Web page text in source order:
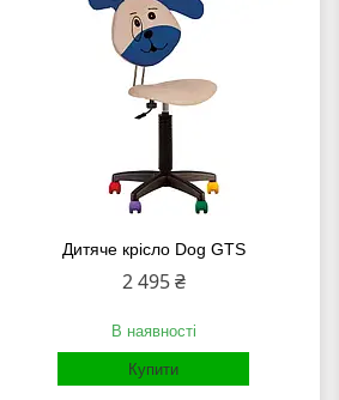
Дитяче крісло Dog GTS
2 495 ₴
В наявності
Купити